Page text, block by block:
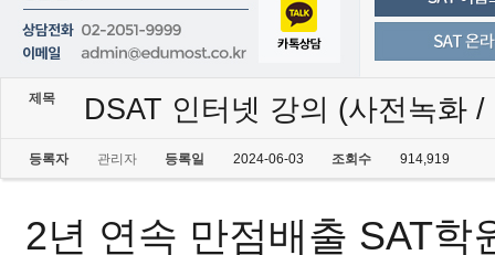
제목 DSAT 인터넷 강의 (사전녹화
등록자 관리자 등록일 2024-06-03 조회수 914,919
2년 연속 만점배출 SAT학